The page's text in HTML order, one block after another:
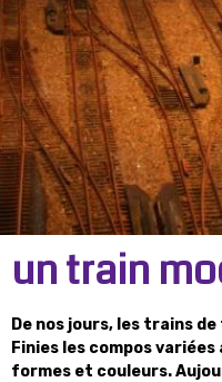
un train
De nos jours, les trains
Finies les compos
formes et couleurs.